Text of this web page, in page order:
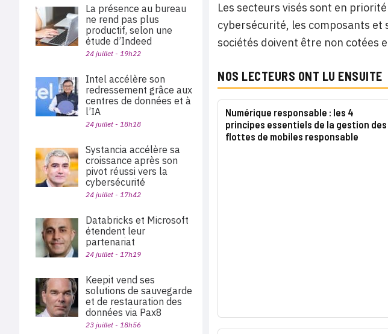
Les secteurs visés sont en
cybersécurité, les composants
sociétés doivent être non cotées
NOS LECTEURS ONT LU ENSUITE
Numérique responsable : les 4
principes essentiels de la gestion des
flottes de mobiles responsable
La présence au bureau
ne rend pas plus
productif, selon une
étude d’Indeed
24 juillet - 19h22
Intel accélère son
redressement grâce aux
centres de données et à
l’IA
24 juillet - 18h18
Systancia accélère sa
croissance après son
pivot réussi vers la
cybersécurité
24 juillet - 17h42
Databricks et Microsoft
étendent leur
partenariat
24 juillet - 17h19
Keepit vend ses
solutions de sauvegarde
et de restauration des
données via Pax8
23 juillet - 18h56